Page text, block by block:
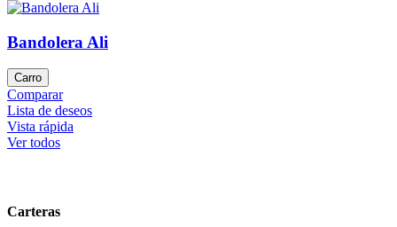
Bandolera Ali
Carro
Comparar
Lista de deseos
Vista rápida
Ver todos
Carteras